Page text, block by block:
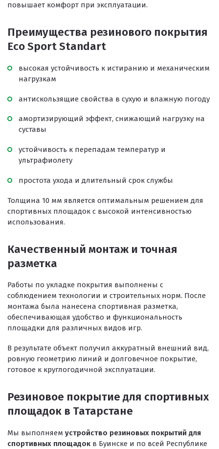
Покрытия для спортивных площадок
Искусственная трава
Резиновая плитка
Каменный ковер
Клей
Наборы для самостоятельной укладки
Цветная окрашенная крошка Eco Color Mill
Цветная окрашенная крошка EPDM
TPV крошка
Оборудование для укладки
Детские городки
Игровое оборудование для площадок
Придомовое оборудование
Резиновое покрытие
Резиновое покрытие Eco Tech
повышает комфорт при эксплуатации.
Преимущества резинового покрытия
Eco Sport Standart
высокая устойчивость к истиранию и механическим
нагрузкам
антискользящие свойства в сухую и влажную погоду
амортизирующий эффект, снижающий нагрузку на
суставы
устойчивость к перепадам температур и
ультрафиолету
простота ухода и длительный срок службы
Толщина 10 мм является оптимальным решением для
спортивных площадок с высокой интенсивностью
использования.
Качественный монтаж и точная
разметка
Работы по укладке покрытия выполнены с
соблюдением технологии и строительных норм. После
монтажа была нанесена спортивная разметка,
обеспечивающая удобство и функциональность
площадки для различных видов игр.
В результате объект получил аккуратный внешний вид,
ровную геометрию линий и долговечное покрытие,
готовое к круглогодичной эксплуатации.
Резиновое покрытие для спортивных
площадок в Татарстане
Мы выполняем устройство резиновых покрытий для
спортивных площадок в Буинске и по всей Республике